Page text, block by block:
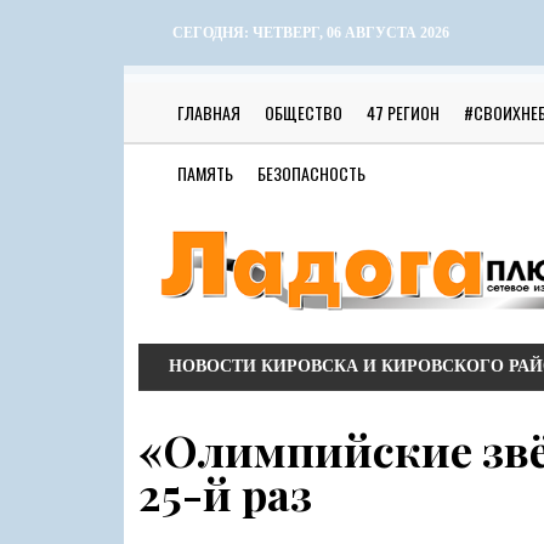
СЕГОДНЯ: ЧЕТВЕРГ, 06 АВГУСТА 2026
ГЛАВНАЯ ОБЩЕСТВО 47 РЕГИОН
ПАМЯТЬ БЕЗОПАСНОСТЬ
НОВОСТИ КИРОВСКА И КИРОВСКОГО
«Олимпийские
25-й раз